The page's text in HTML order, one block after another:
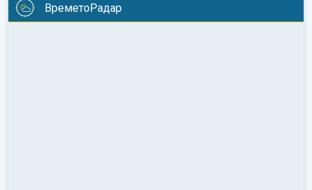
ВреметоРадар